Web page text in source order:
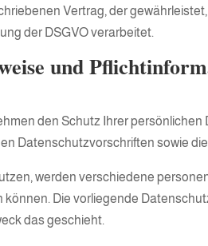
Vertrag, der
der DSGVO verarbeitet.
und
den Schutz Ihrer
Datenschutzvorschriften sowie
werden verschiedene
Die vorliegende
das geschieht.